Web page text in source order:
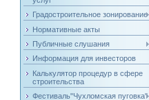
Градостроительное зонирование
Нормативные акты
Публичные слушания
Информация для инвесторов
Калькулятор процедур в сфере
строительства
Фестиваль"Чухломская пуговка"